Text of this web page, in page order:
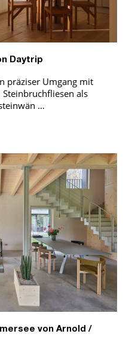
Daytrip
präziser Umgang mit
als
…
von Arnold /